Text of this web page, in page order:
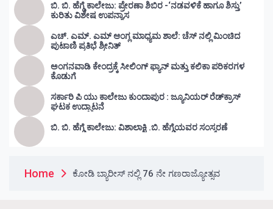
ಬಿ. ಬಿ. ಹೆಗ್ಡೆ ಕಾಲೇಜು: ಪ್ರೇರಣಾ ಶಿಬಿರ -‘ನಡವಳಿಕೆ ಹಾಗೂ ಶಿಸ್ತು’
ಕುರಿತು ವಿಶೇಷ ಉಪನ್ಯಾಸ
ಎಚ್. ಎಮ್. ಎಮ್ ಆಂಗ್ಲ ಮಾಧ್ಯಮ ಶಾಲೆ: ಚೆಸ್ ನಲ್ಲಿ ಮಿಂಚಿದ
ಪುಟಾಣಿ ಪ್ರತಿಭೆ ಶ್ರೀನಿತ್
ಅಂಗನವಾಡಿ ಕೇಂದ್ರಕ್ಕೆ ಸೀಲಿಂಗ್ ಫ್ಯಾನ್ ಮತ್ತು ಕಲಿಕಾ ಪರಿಕರಗಳ
ಕೊಡುಗೆ
ಸರ್ಕಾರಿ ಪಿ ಯು ಕಾಲೇಜು ಕುಂದಾಪುರ : ಜ್ಯೂನಿಯರ್‌ ರೆಡ್‌ಕ್ರಾಸ್‌
ಘಟಕ ಉದ್ಘಾಟನೆ
ಬಿ. ಬಿ. ಹೆಗ್ಡೆ ಕಾಲೇಜು: ವಿಶಾಲಾಕ್ಷಿ .ಬಿ. ಹೆಗ್ಡೆಯವರ ಸಂಸ್ಮರಣೆ
Home ಕೋಡಿ ಬ್ಯಾರೀಸ್ ನಲ್ಲಿ 76 ನೇ ಗಣರಾಜ್ಯೋತ್ಸವ